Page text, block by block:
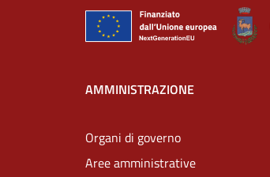
AMMINISTRAZIONE
Organi di governo
Aree amministrative